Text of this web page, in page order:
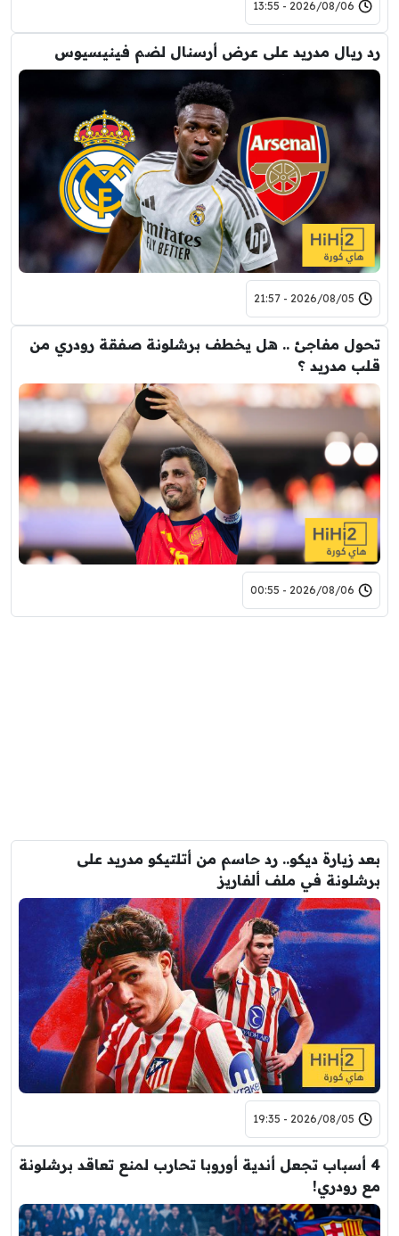
2026/08/06 - 13:55
رد ريال مدريد على عرض أرسنال لضم فينيسيوس
2026/08/05 - 21:57
تحول مفاجئ .. هل يخطف برشلونة صفقة رودري من
قلب مدريد ؟
2026/08/06 - 00:55
بعد زيارة ديكو.. رد حاسم من أتلتيكو مدريد على
برشلونة في ملف ألفاريز
2026/08/05 - 19:35
4 أسباب تجعل أندية أوروبا تحارب لمنع تعاقد برشلونة
مع رودري!